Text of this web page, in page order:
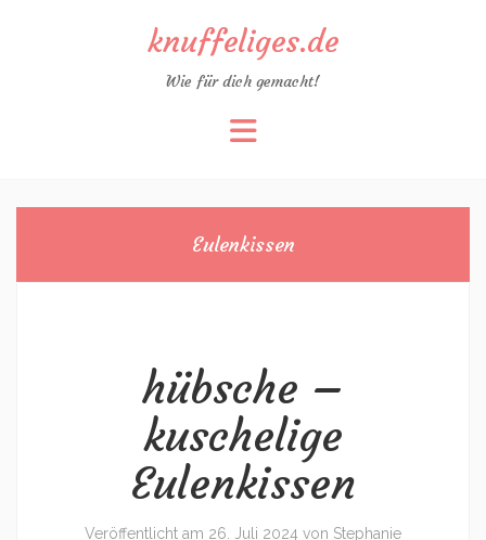
knuffeliges.de
Wie für dich gemacht!
Eulenkissen
hübsche –
kuschelige
Eulenkissen
Veröffentlicht am 26. Juli 2024 von Stephanie